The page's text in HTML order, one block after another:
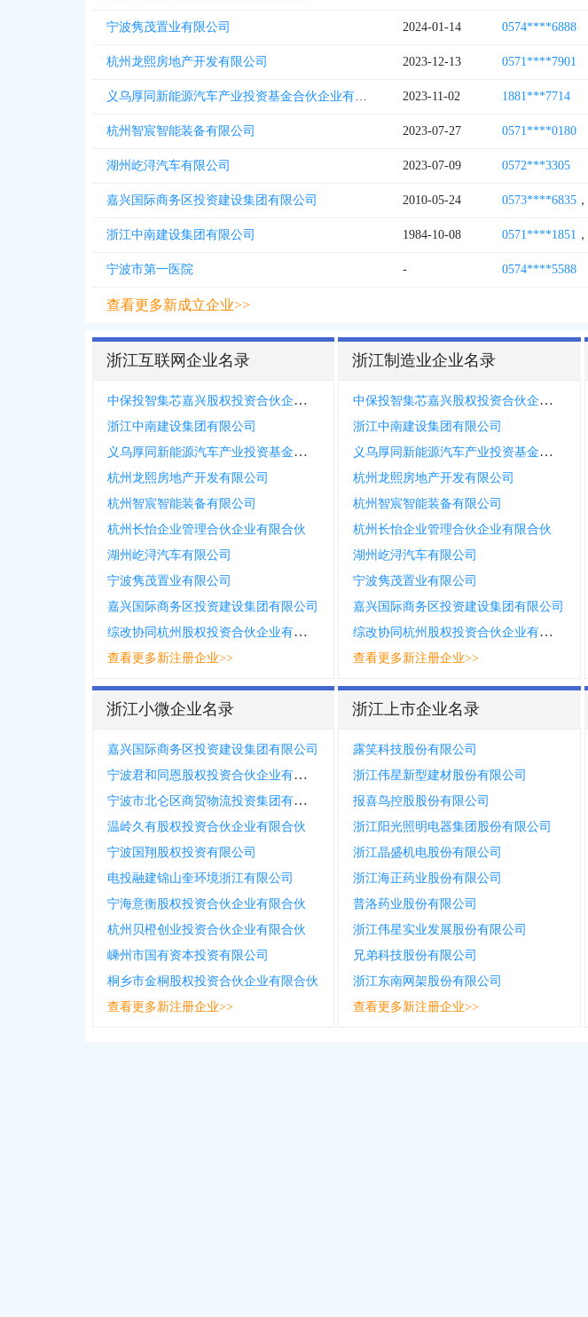
宁波隽茂置业有限公司 2024-01-14 0574****6888
杭州龙熙房地产开发有限公司 2023-12-13 0571****7901
义乌厚同新能源汽车产业投资基金合伙企业有限合伙 2023-11-02 1881***7714
杭州智宸智能装备有限公司 2023-07-27 0571****0180
湖州屹浔汽车有限公司 2023-07-09 0572***3305
嘉兴国际商务区投资建设集团有限公司 2010-05-24 0573****6835 ，
浙江中南建设集团有限公司 1984-10-08 0571****1851 ，
宁波市第一医院 - 0574****5588
查看更多新成立企业>>
浙江互联网企业名录
中保投智集芯嘉兴股权投资合伙企业有限合伙
浙江中南建设集团有限公司
义乌厚同新能源汽车产业投资基金合伙企业有限合伙
杭州龙熙房地产开发有限公司
杭州智宸智能装备有限公司
杭州长怡企业管理合伙企业有限合伙
湖州屹浔汽车有限公司
宁波隽茂置业有限公司
嘉兴国际商务区投资建设集团有限公司
综改协同杭州股权投资合伙企业有限合伙
查看更多新注册企业>>
浙江制造业企业名录
中保投智集芯嘉兴股权投资合伙企业有限合伙
浙江中南建设集团有限公司
义乌厚同新能源汽车产业投资基金合伙企业有限合伙
杭州龙熙房地产开发有限公司
杭州智宸智能装备有限公司
杭州长怡企业管理合伙企业有限合伙
湖州屹浔汽车有限公司
宁波隽茂置业有限公司
嘉兴国际商务区投资建设集团有限公司
综改协同杭州股权投资合伙企业有限合伙
查看更多新注册企业>>
浙江小微企业名录
嘉兴国际商务区投资建设集团有限公司
宁波君和同恩股权投资合伙企业有限合伙
宁波市北仑区商贸物流投资集团有限公司
温岭久有股权投资合伙企业有限合伙
宁波国翔股权投资有限公司
电投融建锦山奎环境浙江有限公司
宁海意衡股权投资合伙企业有限合伙
杭州贝橙创业投资合伙企业有限合伙
嵊州市国有资本投资有限公司
桐乡市金桐股权投资合伙企业有限合伙
查看更多新注册企业>>
浙江上市企业名录
露笑科技股份有限公司
浙江伟星新型建材股份有限公司
报喜鸟控股股份有限公司
浙江阳光照明电器集团股份有限公司
浙江晶盛机电股份有限公司
浙江海正药业股份有限公司
普洛药业股份有限公司
浙江伟星实业发展股份有限公司
兄弟科技股份有限公司
浙江东南网架股份有限公司
查看更多新注册企业>>